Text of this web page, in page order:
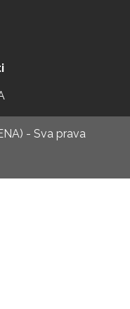
- Sva prava